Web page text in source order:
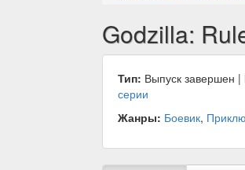
Godzilla:
Тип: Выпуск завершен |
серии
Жанры: Боевик,